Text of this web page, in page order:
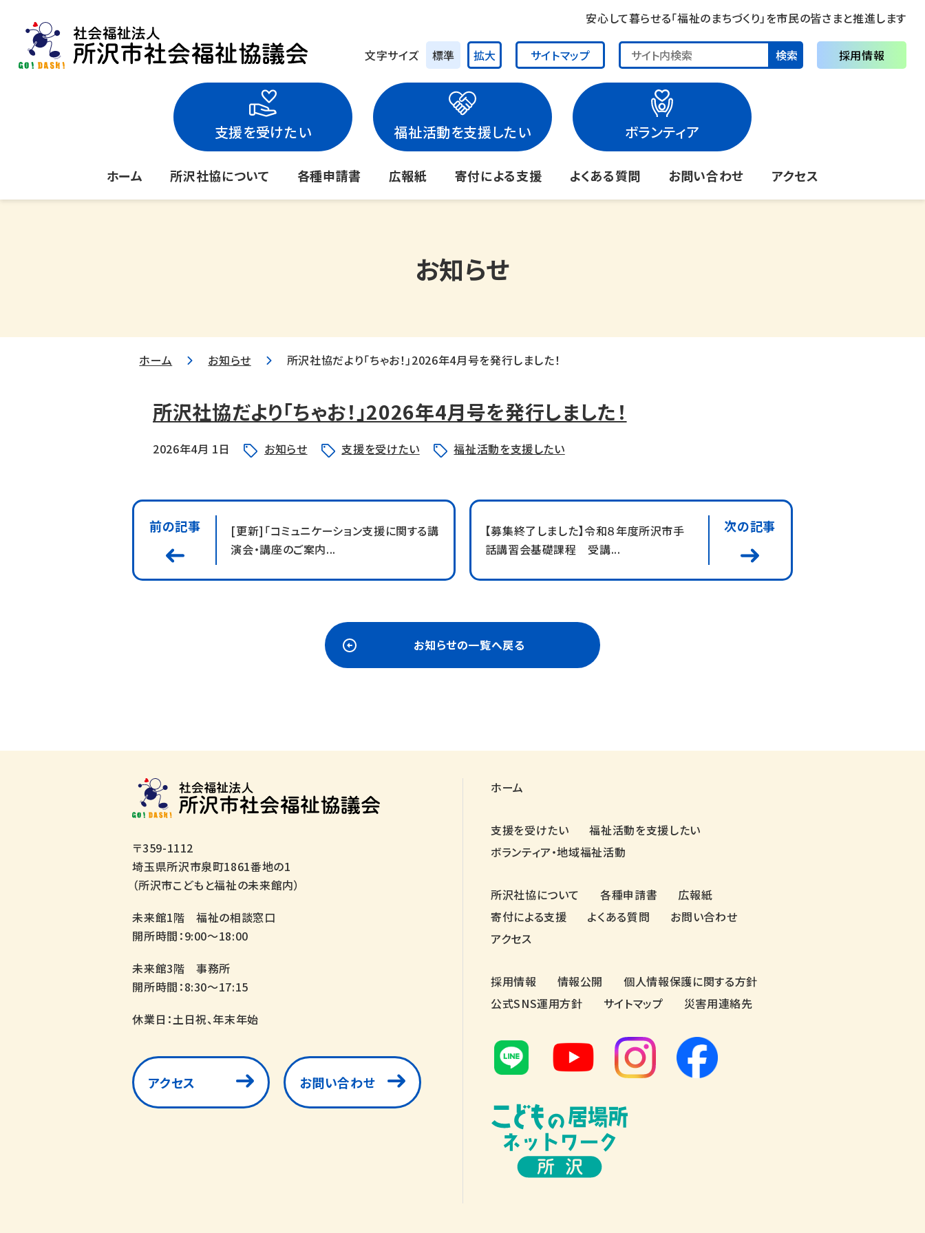
安心して暮らせる「福祉のまちづくり」を市民の皆さまと推進します
文字サイズ 標準 拡大 サイトマップ 検索 採用情報
支援を受けたい 福祉活動を支援したい ボランティア
ホーム 所沢社協について 各種申請書 広報紙 寄付による支援 よくある質問 お問い合わせ アクセス
お知らせ
ホーム お知らせ 所沢社協だより「ちゃお！」2026年4月号を発行しました！
所沢社協だより「ちゃお！」2026年4月号を発行しました！
2026年4月 1日 お知らせ 支援を受けたい 福祉活動を支援したい
前の記事
[更新]「コミュニケーション支援に関する講
演会・講座のご案内...
【募集終了しました】令和８年度所沢市手
話講習会基礎課程 受講...
次の記事
お知らせの一覧へ戻る
〒359-1112
埼玉県所沢市泉町1861番地の1
（所沢市こどもと福祉の未来館内）
未来館1階 福祉の相談窓口
開所時間：9:00～18:00
未来館3階 事務所
開所時間：8:30～17:15
休業日：土日祝、年末年始
アクセス お問い合わせ
ホーム
支援を受けたい
福祉活動を支援したい
ボランティア・地域福祉活動
所沢社協について 各種申請書
広報紙
寄付による支援
よくある質問
お問い合わせ
アクセス
採用情報 情報公開
個人情報保護に関する方針
公式SNS運用方針
サイトマップ 災害用連絡先